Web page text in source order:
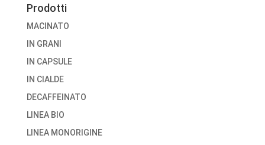
Prodotti
MACINATO
IN GRANI
IN CAPSULE
IN CIALDE
DECAFFEINATO
LINEA BIO
LINEA MONORIGINE